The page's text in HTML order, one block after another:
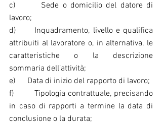
c)       Sede o domicilio del datore di
lavoro;
d)      Inquadramento, livello e qualifica
attribuiti al lavoratore o, in alternativa, le
caratteristiche o la descrizione
sommaria dell’attività;
e)      Data di inizio del rapporto di lavoro;
f)        Tipologia contrattuale, precisando
in caso di rapporti a termine la data di
conclusione o la durata;